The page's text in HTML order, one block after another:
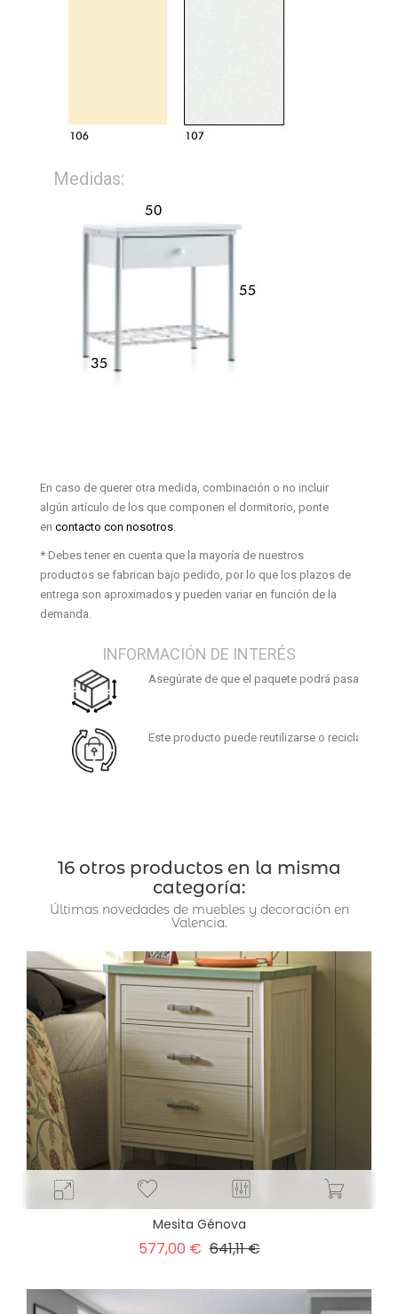
Medidas:
En caso de querer otra medida, combinación o no incluir
algún artículo de los que componen el dormitorio, ponte
en contacto con nosotros
* Debes tener en cuenta que la mayoría de nuestros
productos se fabrican bajo pedido, por lo que los plazos de
entrega son aproximados y pueden variar en función de la
demanda.
INFORMACIÓN DE INTERÉS
Asegúrate de que el paquete podrá pasar por
Este producto puede reutilizarse o reciclarse.
16 otros productos en la misma
categoría:
Últimas novedades de muebles y decoración en
Valencia.
Mesita Génova
577,00 € Precio
641,11 €Precio